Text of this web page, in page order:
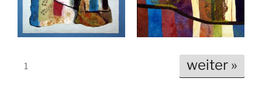
1 weiter »